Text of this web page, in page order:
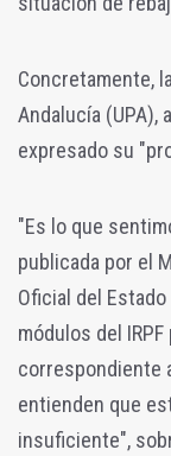
Concretamente,
Andalucía (UPA),
expresado su "p
"Es lo que
publicada por el
Oficial del
módulos del
correspondiente
entienden que
insuficiente",